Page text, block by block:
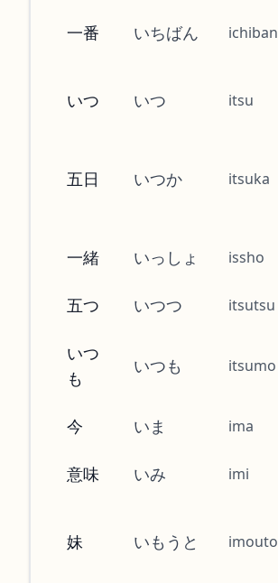
一番 いちばん ichiban
いつ いつ itsu
五日 いつか itsuka
一緒 いっしょ issho
五つ いつつ itsutsu
いつ
も
いつも itsumo
今 いま ima
意味 いみ imi
妹 いもうと imouto